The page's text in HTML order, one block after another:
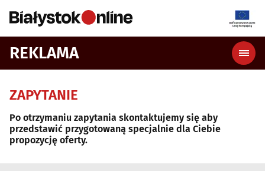
REKLAMA
ZAPYTANIE
Po otrzymaniu zapytania skontaktujemy się aby
przedstawić przygotowaną specjalnie dla Ciebie
propozycję oferty.